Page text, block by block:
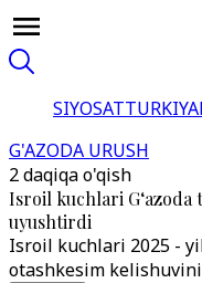
SIYOSATTURKIYA
G'AZODA URUSH
2 daqiqa o'qish
Isroil kuchlari
uyushtirdi
Isroil kuchlari 2025 -
otashkesim